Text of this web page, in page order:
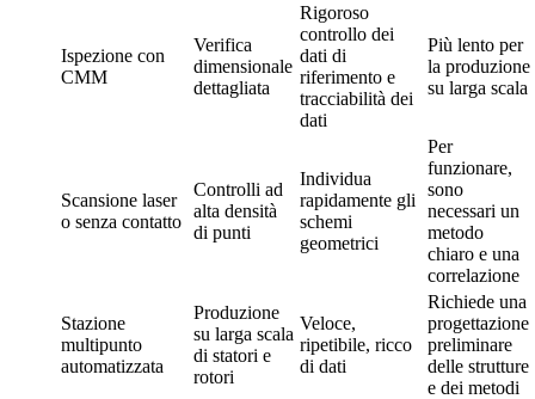
Ispezione con
CMM
Verifica
dimensionale
dettagliata
Rigoroso
controllo dei
dati di
riferimento e
tracciabilità dei
dati
Più lento per
la produzione
su larga scala
Scansione laser
o senza contatto
Controlli ad
alta densità
di punti
Individua
rapidamente gli
schemi
geometrici
Per
funzionare,
sono
necessari un
metodo
chiaro e una
correlazione
Stazione
multipunto
automatizzata
Produzione
su larga scala
di statori e
rotori
Veloce,
ripetibile, ricco
di dati
Richiede una
progettazione
preliminare
delle strutture
e dei metodi